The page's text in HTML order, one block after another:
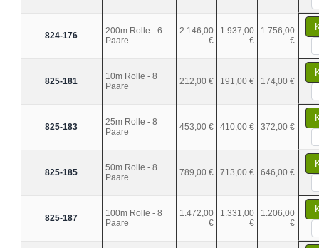
824-176
200m Rolle - 6
Paare
2.146,00
€
1.937,00
€
1.756,00
€
825-181
10m Rolle - 8
Paare
212,00 € 191,00 € 174,00 €
825-183
25m Rolle - 8
Paare
453,00 € 410,00 € 372,00 €
825-185
50m Rolle - 8
Paare
789,00 € 713,00 € 646,00 €
825-187
100m Rolle - 8
Paare
1.472,00
€
1.331,00
€
1.206,00
€